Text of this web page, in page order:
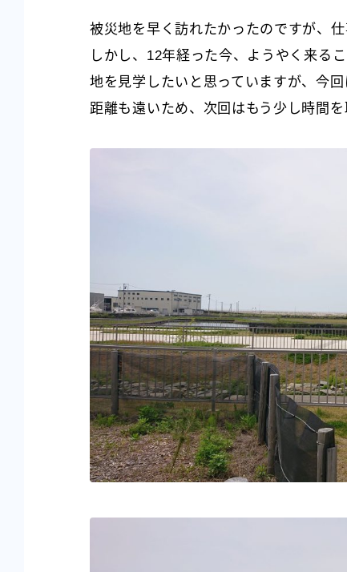
被災地を早く訪れたかったのですが、
しかし、12年経った今、ようやく来る
地を見学したいと思っていますが、今
距離も遠いため、次回はもう少し時間